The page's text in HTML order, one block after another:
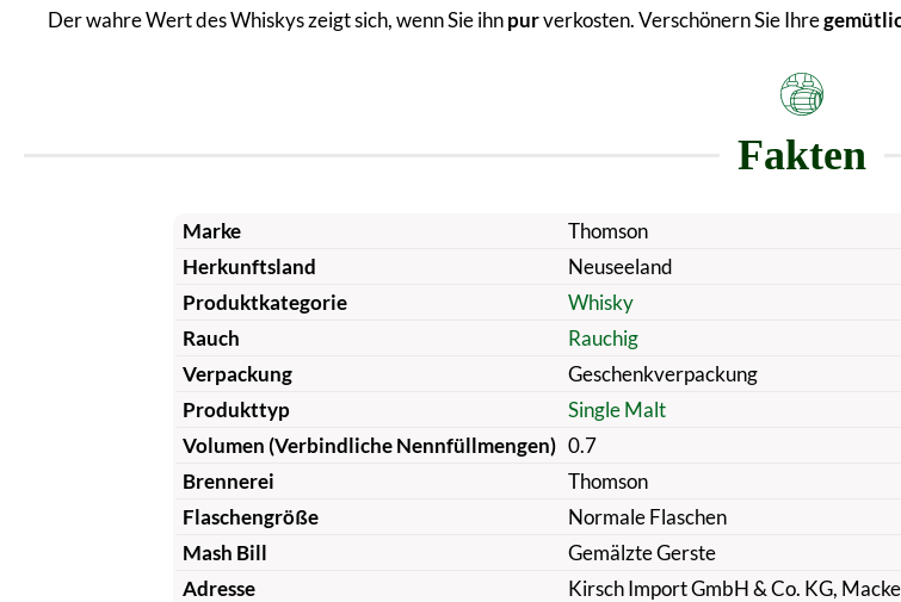
Der wahre Wert des Whiskys zeigt sich, wenn Sie ihnpurverkosten. Verschönern Sie Ihre
Fakten
Marke
Thomson
Herkunftsland
Neuseeland
Produktkategorie
Whisky
Rauch
Rauchig
Verpackung
Geschenkverpackung
Produkttyp
Single Malt
Volumen (Verbindliche Nennfüllmengen) 0.7
Brennerei
Thomson
Flaschengröße
Normale Flaschen
Mash Bill
Gemälzte Gerste
Adresse
Kirsch Import GmbH & Co. KG,